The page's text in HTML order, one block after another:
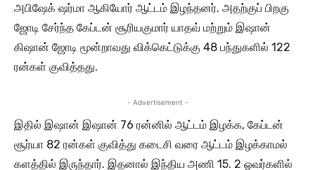
அபிஷேக் ஷர்மா ஆகியோர் ஆட்டம் இழந்தனர். அதற்குப் பிறகு
ஜோடி சேர்ந்த கேப்டன் சூரியகுமார் யாதவ் மற்றும் இஷான்
கிஷான் ஜோடி மூன்றாவது விக்கெட்டுக்கு 48 பந்துகளில் 122
ரன்கள் குவித்தது.
- Advertisement -
இதில் இஷான் இஷான் 76 ரன்னில் ஆட்டம் இழக்க, கேப்டன்
சூர்யா 82 ரன்கள் குவித்து கடைசி வரை ஆட்டம் இழக்காமல்
களத்தில் இருந்தார். இதனால் இந்திய அணி 15. 2 ஓவர்களில்